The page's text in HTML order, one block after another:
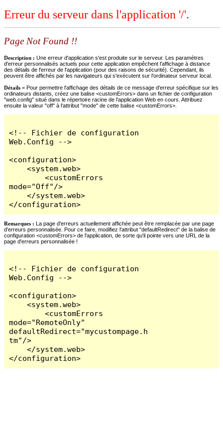
Erreur du serveur dans l'application '/'.
Page Not Found !!
Description : Une erreur d'application s'est produite sur le serveur. Les paramètres
d'erreur personnalisés actuels pour cette application empêchent l'affichage à distance
des détails de l'erreur de l'application (pour des raisons de sécurité). Cependant, ils
peuvent être affichés par les navigateurs qui s'exécutent sur l'ordinateur serveur local.
Détails = Pour permettre l'affichage des détails de ce message d'erreur spécifique sur les
ordinateurs distants, créez une balise <customErrors> dans un fichier de configuration
"web.config" situé dans le répertoire racine de l'application Web en cours. Attribuez
ensuite la valeur "off" à l'attribut "mode" de cette balise <customErrors>.
<!-- Fichier de configuration
Web.Config -->
<configuration>
    <system.web>
        <customErrors
mode="Off"/>
    </system.web>
</configuration>
Remarques : La page d'erreurs actuellement affichée peut être remplacée par une page
d'erreurs personnalisée. Pour ce faire, modifiez l'attribut "defaultRedirect" de la balise de
configuration <customErrors> de l'application, de sorte qu'il pointe vers une URL de la
page d'erreurs personnalisée !
<!-- Fichier de configuration
Web.Config -->
<configuration>
    <system.web>
        <customErrors
mode="RemoteOnly"
defaultRedirect="mycustompage.h
tm"/>
    </system.web>
</configuration>